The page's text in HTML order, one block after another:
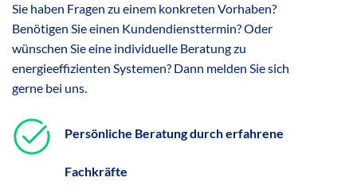
Sie haben Fragen zu einem konkreten Vorhaben?
Benötigen Sie einen Kundendiensttermin? Oder
wünschen Sie eine individuelle Beratung zu
energieeffizienten Systemen? Dann melden Sie sich
gerne bei uns.
Persönliche Beratung durch erfahrene
Fachkräfte